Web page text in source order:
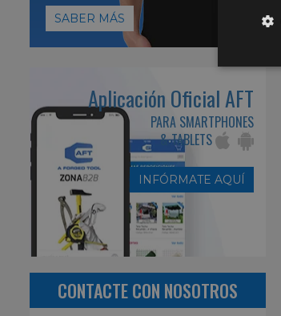
SABER MÁS
Aplicación Oficial AFT
PARA SMARTPHONES
& TABLETS
INFÓRMATE AQUÍ
CONTACTE CON NOSOTROS